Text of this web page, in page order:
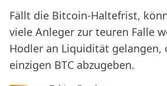
Fällt die Bitcoin-Haltefrist,
viele Anleger zur teuren Falle
Hodler an Liquidität gelangen,
einzigen BTC abzugeben.